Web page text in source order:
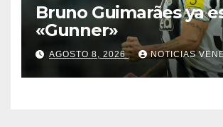
Bruno Guimarães ya
«Gunner»
AGOSTO 8, 2026 NOTICIAS